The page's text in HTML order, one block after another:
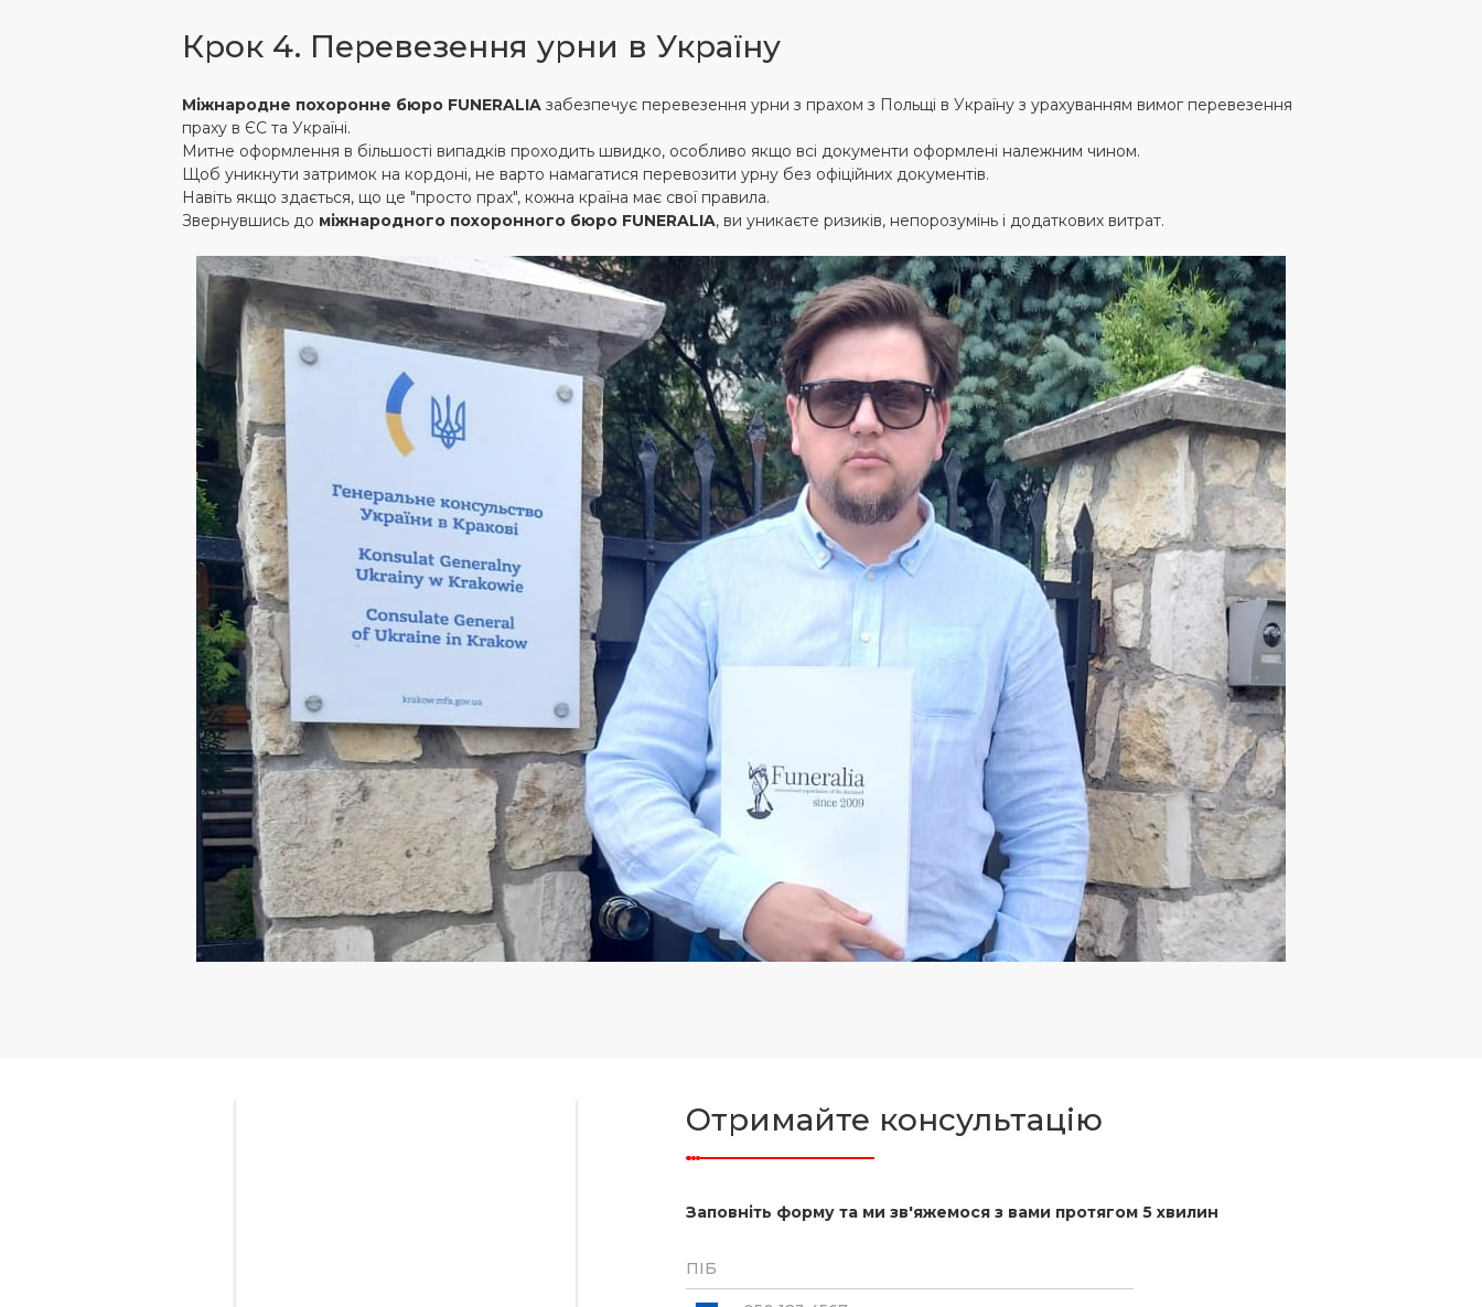
Крок 4. Перевезення урни в Україну
Міжнародне похоронне бюро FUNERALIA забезпечує перевезення урни з прахом з Польщі в Україну з урахуванням вимог перевезення
праху в ЄС та Україні.
Митне оформлення в більшості випадків проходить швидко, особливо якщо всі документи оформлені належним чином.
Щоб уникнути затримок на кордоні, не варто намагатися перевозити урну без офіційних документів.
Навіть якщо здається, що це "просто прах", кожна країна має свої правила.
Звернувшись до ‍ міжнародного похоронного бюро FUNERALIA, ви уникаєте ризиків, непорозумінь і додаткових витрат.
Отримайте консультацію
Заповніть форму та ми зв'яжемося з вами протягом 5 хвилин